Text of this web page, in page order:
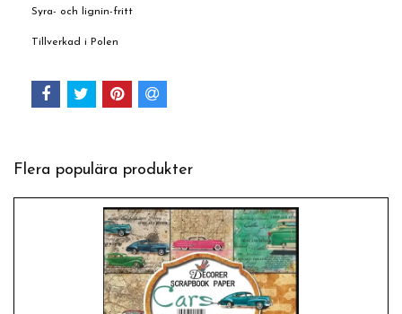
Syra- och lignin-fritt
Tillverkad i Polen
Flera populära produkter